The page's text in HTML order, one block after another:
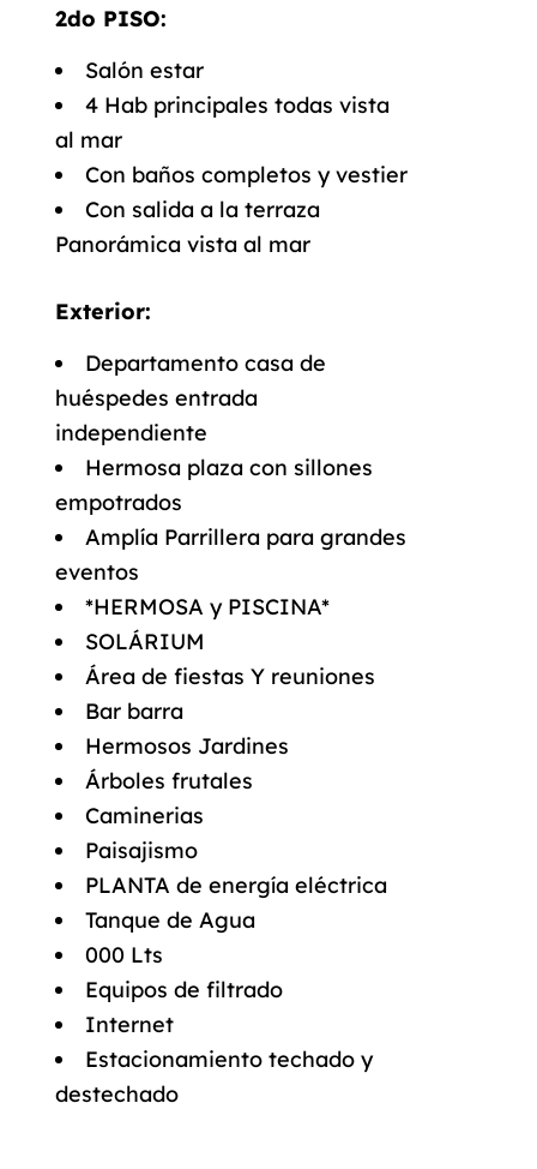
2do PISO:
Salón estar
4 Hab principales todas vista
al mar
Con baños completos y vestier
Con salida a la terraza
Panorámica vista al mar
Exterior:
Departamento casa de
huéspedes entrada
independiente
Hermosa plaza con sillones
empotrados
Amplía Parrillera para grandes
eventos
*HERMOSA y PISCINA*
SOLÁRIUM
Área de fiestas Y reuniones
Bar barra
Hermosos Jardines
Árboles frutales
Caminerias
Paisajismo
PLANTA de energía eléctrica
Tanque de Agua
000 Lts
Equipos de filtrado
Internet
Estacionamiento techado y
destechado